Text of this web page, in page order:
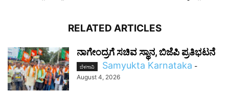
RELATED ARTICLES
ನಾಗೇಂದ್ರಗೆ ಸಚಿವ ಸ್ಥಾನ, ಬಿಜೆಪಿ ಪ್ರತಿಭಟನೆ
ಬೆಳಗಾವಿ Samyukta Karnataka -
August 4, 2026